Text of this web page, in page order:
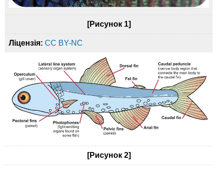
[Рисунок 1]
Ліцензія: CC BY-NC
[Рисунок 2]